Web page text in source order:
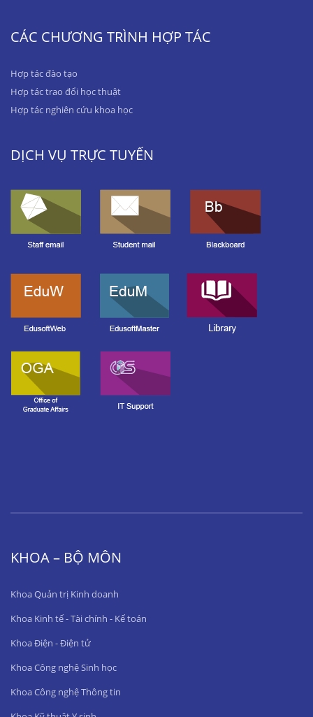
CÁC CHƯƠNG TRÌNH HỢP TÁC
Hợp tác đào tạo
Hợp tác trao đổi học thuật
Hợp tác nghiên cứu khoa học
DỊCH VỤ TRỰC TUYẾN
KHOA – BỘ MÔN
Khoa Quản trị Kinh doanh
Khoa Kinh tế - Tài chính - Kế toán
Khoa Điện - Điện tử
Khoa Công nghệ Sinh học
Khoa Công nghệ Thông tin